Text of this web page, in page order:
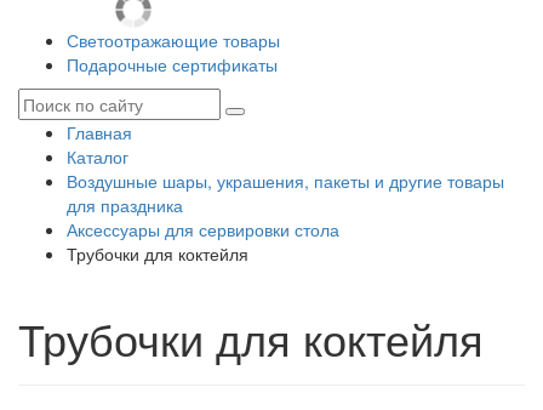
Светоотражающие товары
Подарочные сертификаты
Главная
Каталог
Воздушные шары, украшения, пакеты и другие товары
для праздника
Аксессуары для сервировки стола
Трубочки для коктейля
Трубочки для коктейля